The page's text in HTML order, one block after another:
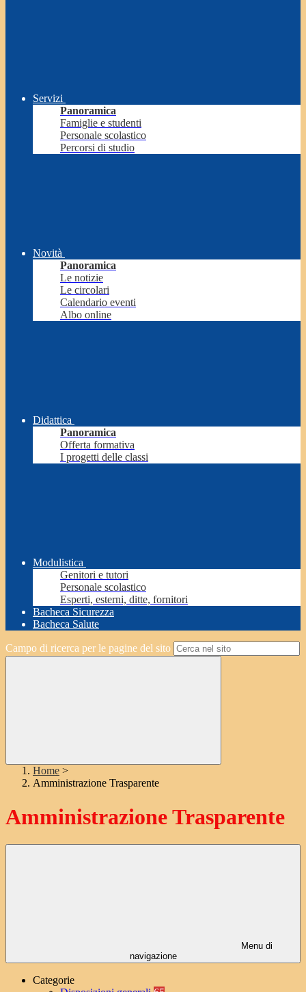
Servizi
Panoramica
Famiglie e studenti
Personale scolastico
Percorsi di studio
Novità
Panoramica
Le notizie
Le circolari
Calendario eventi
Albo online
Didattica
Panoramica
Offerta formativa
I progetti delle classi
Modulistica
Genitori e tutori
Personale scolastico
Esperti, esterni, ditte, fornitori
Bacheca Sicurezza
Bacheca Salute
Campo di ricerca per le pagine del sito
Home >
Amministrazione Trasparente
Amministrazione Trasparente
Menu di
navigazione
Categorie